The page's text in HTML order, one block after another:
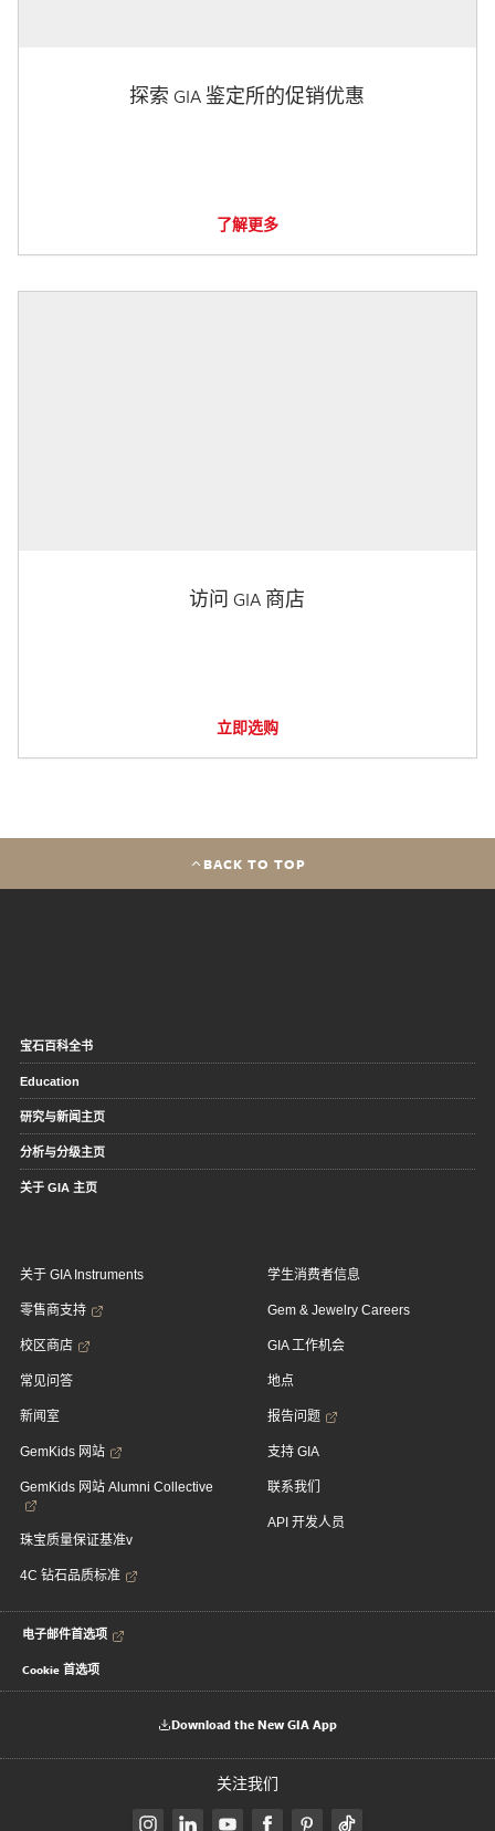
探索 GIA 鉴定所的促销优惠
了解更多
访问 GIA 商店
立即选购
BACK TO TOP
宝石百科全书
Education
研究与新闻主页
分析与分级主页
关于 GIA 主页
关于 GIA Instruments
零售商支持
校区商店
常见问答
新闻室
GemKids 网站
GemKids 网站 Alumni Collective
珠宝质量保证基准v
4C 钻石品质标准
学生消费者信息
Gem & Jewelry Careers
GIA 工作机会
地点
报告问题
支持 GIA
联系我们
API 开发人员
电子邮件首选项
Cookie 首选项
Download the New GIA App
关注我们